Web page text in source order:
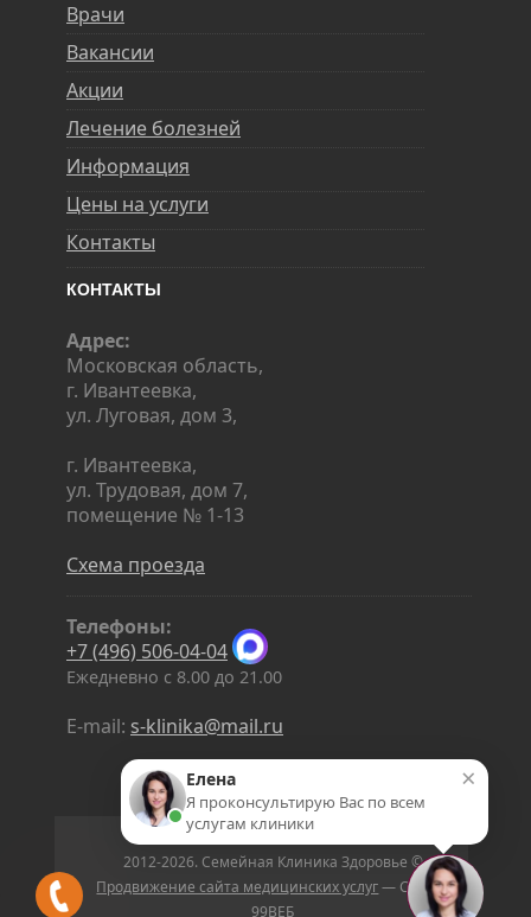
Врачи
Вакансии
Акции
Лечение болезней
Информация
Цены на услуги
Контакты
КОНТАКТЫ
Адрес:
Московская область,
г. Ивантеевка,
ул. Луговая, дом 3,
г. Ивантеевка,
ул. Трудовая, дом 7,
помещение № 1-13
Схема проезда
Телефоны:
+7 (496) 506-04-04
Ежедневно с 8.00 до 21.00
E-mail: s-klinika@mail.ru
2012-2026. Семейная Клиника Здоровье ©
Продвижение сайта медицинских услуг— Студия
99ВЕБ
×
Елена
Я проконсультирую Вас по всем
услугам клиники